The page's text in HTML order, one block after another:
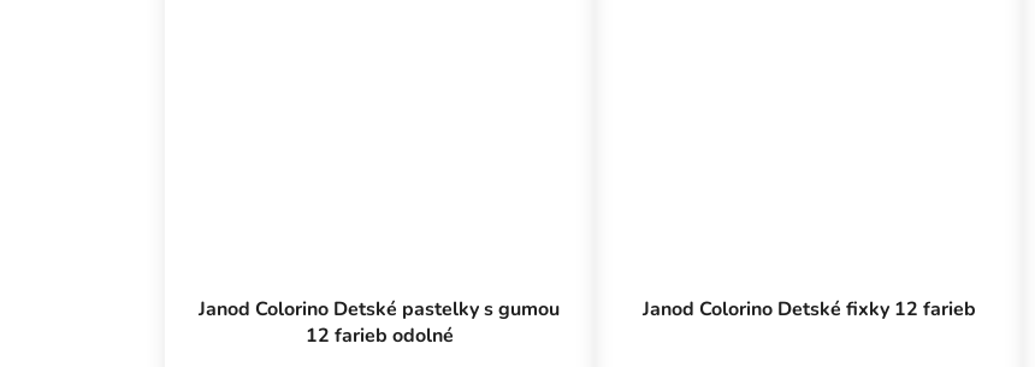
Janod Colorino Detské pastelky s gumou
12 farieb odolné
Janod Colorino Detské fixky 12 farieb